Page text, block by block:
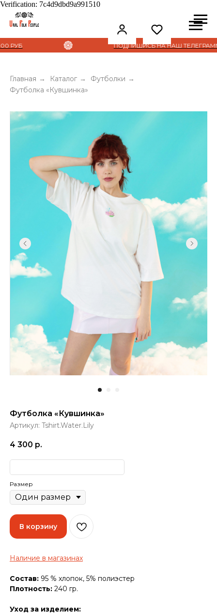
Verification: 7c4d9dbd9a991510
ПОДПИШИСЬ НА НАШ ТЕЛЕГРАММ
Главная → Каталог → Футболки →
Футболка «Кувшинка»
Футболка «Кувшинка»
Артикул: Tshirt.Water.Lily
4 300 р.
Размер
В корзину
Наличие в магазинах
Состав: 95 % хлопок, 5% полиэстер
Плотность: 240 гр.
Уход за изделием: